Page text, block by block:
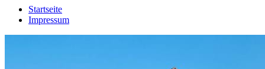
Startseite
Impressum